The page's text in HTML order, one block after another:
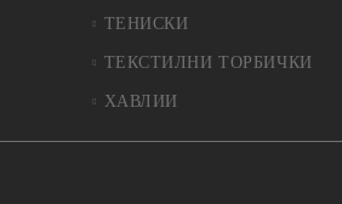
ТЕНИСКИ
ТЕКСТИЛНИ ТОРБИЧКИ
ХАВЛИИ